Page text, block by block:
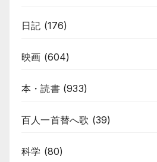
日記 (176)
映画 (604)
本・読書(933)
百人一首替へ歌 (39)
科学 (80)